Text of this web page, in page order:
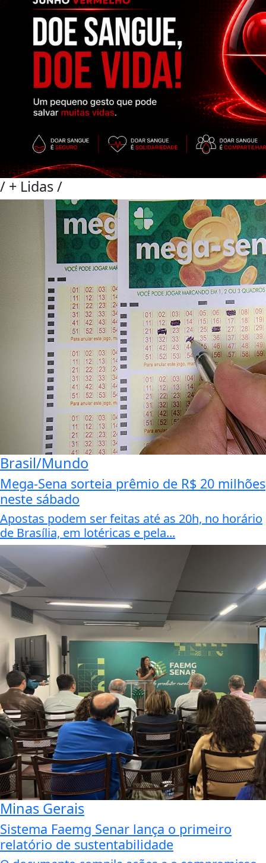
/ + Lidas/
Brasil/Mundo
Mega-Sena sorteia prêmio de R$ 20 milhões
neste sábado
Apostas podem ser feitas até as 20h, no horário
de Brasília, em lotéricas e pela...
Minas Gerais
Sistema Faemg Senar lança o primeiro
relatório de sustentabilidade